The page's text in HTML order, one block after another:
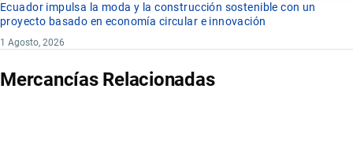
Ecuador impulsa la moda y la construcción sostenible con un
proyecto basado en economía circular e innovación
1 Agosto, 2026
Mercancías Relacionadas